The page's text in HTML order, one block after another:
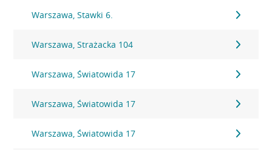
Warszawa, Stawki 6.
Warszawa, Strażacka 104
Warszawa, Światowida 17
Warszawa, Światowida 17
Warszawa, Światowida 17